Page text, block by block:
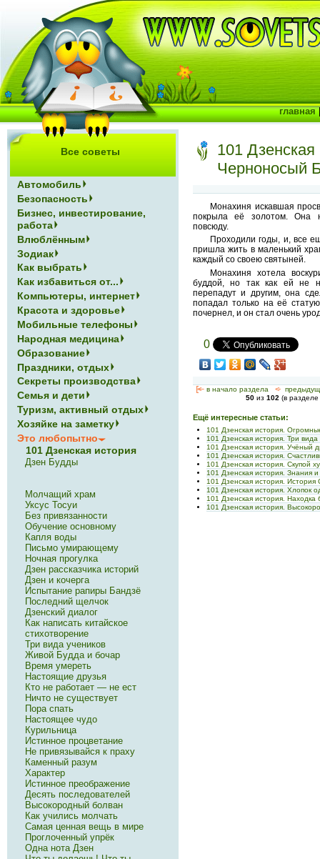
101 Дзенская
Черноносый
Монахиня искавшая
покрыла её золотом. Она
повсюду.
Проходили годы, и, все
пришла жить в маленький
каждый со своею святыней.
Монахиня хотела
буддой, но так как ей не
перепадут и другим, она
попадал только на её
почернел, и он стал очень
0
[<— в начало раздела <-
50 из 102 (в разделе
Ещё интересные статьи:
101 Дзенская история.
101 Дзенская история. Три вида
101 Дзенская история. Учёный
101 Дзенская история.
101 Дзенская история. Скупой
101 Дзенская история. Знания
101 Дзенская история. История
101 Дзенская история. Хлопок
101 Дзенская история.
101 Дзенская история.
Все советы
Автомобиль
Безопасность
Бизнес, инвестирование,
работа
Влюблённым
Зодиак
Как выбрать
Как избавиться от...
Компьютеры, интернет
Красота и здоровье
Мобильные телефоны
Народная медицина
Образование
Праздники, отдых
Секреты производства
Семья и дети
Туризм, активный отдых
Хозяйке на заметку
Это любопытно
101 Дзенская история
Дзен Будды
Молчащий храм
Уксус Тосуи
Без привязанности
Обучение основному
Капля воды
Письмо умирающему
Ночная прогулка
Дзен рассказчика историй
Дзен и кочерга
Испытание рапиры Бандзё
Последний щелчок
Дзенский диалог
Как написать китайское
стихотворение
Три вида учеников
Живой Будда и бочар
Время умереть
Настоящие друзья
Кто не работает — не ест
Ничто не существует
Пора спать
Настоящее чудо
Курильница
Истинное процветание
Не привязывайся к праху
Каменный разум
Характер
Истинное преображение
Десять последователей
Высокородный болван
Как учились молчать
Самая ценная вещь в мире
Проглоченный упрёк
Одна нота Дзен
главная